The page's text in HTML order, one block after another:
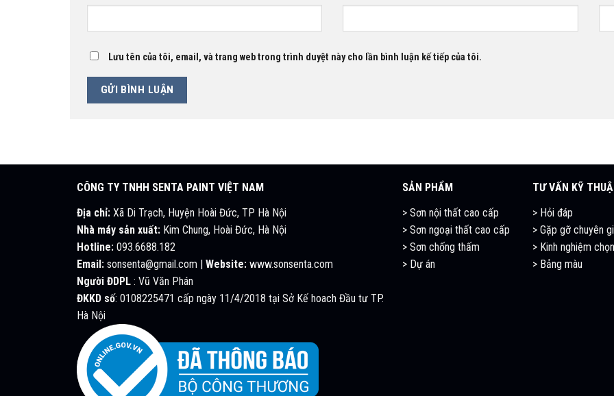
Lưu tên của tôi, email, và trang web trong trình duyệt này cho lần bình luận kế tiếp của tôi.
CÔNG TY TNHH SENTA PAINT VIỆT NAM
Địa chỉ: Xã Di Trạch, Huyện Hoài Đức, TP Hà Nội
Nhà máy sản xuất: Kim Chung, Hoài Đức, Hà Nội
Hotline: 093.6688.182
Email: sonsenta@gmail.com | Website: www.sonsenta.com
Người ĐDPL : Vũ Văn Phán
ĐKKD số: 0108225471 cấp ngày 11/4/2018 tại Sở Kế hoach Đầu tư TP.
Hà Nội
SẢN PHẨM
> Sơn nội thất cao cấp
> Sơn ngoại thất cao cấp
> Sơn chống thấm
> Dự án
TƯ VẤN KỸ
> Hỏi đáp
> Gặp gỡ chuyên
> Kinh nghiệm
> Bảng màu